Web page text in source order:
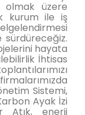
olmak üzere
kurum ile iş
sürdüreceğiz.
hayata
İhtisas
Sistemi,
Ayak İzi
Atık, enerji